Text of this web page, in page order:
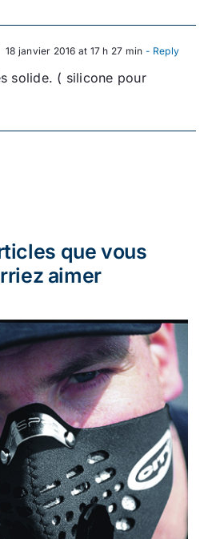
18 janvier 2016 at 17 h 27 min - Reply
solide. ( silicone pour
que vous
aimer